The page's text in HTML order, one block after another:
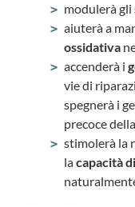
modulerà gli
aiuterà a
ossidativa
accenderà i
vie di
spegnerà i
precoce
stimolerà la
lacapacità